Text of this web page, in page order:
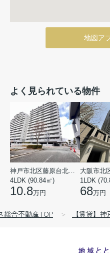
地図ア
よく見られている物件
神戸市北区藤原台北町５丁目
4LDK (90.84㎡)
10.8万円
大阪市北
1LDK
68万円
総合不動産TOP 【賃貸】